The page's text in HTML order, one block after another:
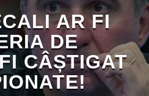
AR FI
DE
CÂȘTIGAT